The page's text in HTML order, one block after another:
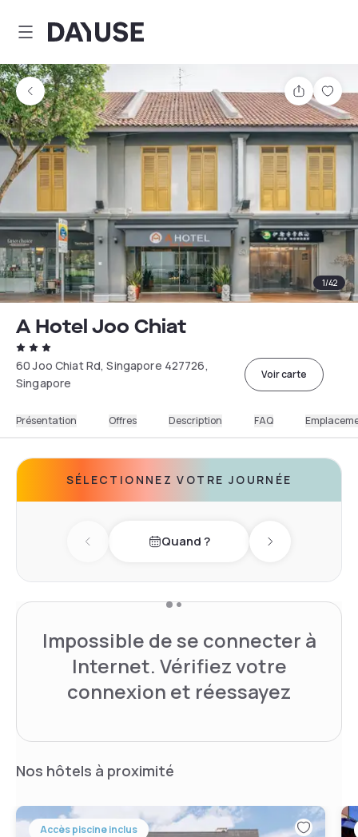
Dayuse
Partager
1/42
A Hotel Joo Chiat
60 Joo Chiat Rd, Singapore 427726,
Singapore
Voir carte
Présentation Offres Description FAQ
SÉLECTIONNEZ VOTRE JOURNÉE
Previous dayQuand ? Next day
Impossible de se connecter à
Internet. Vérifiez votre
connexion et réessayez
Nos hôtels à proximité
Accès piscine inclus